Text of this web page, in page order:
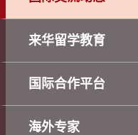
来华留学教育
国际合作平台
海外专家